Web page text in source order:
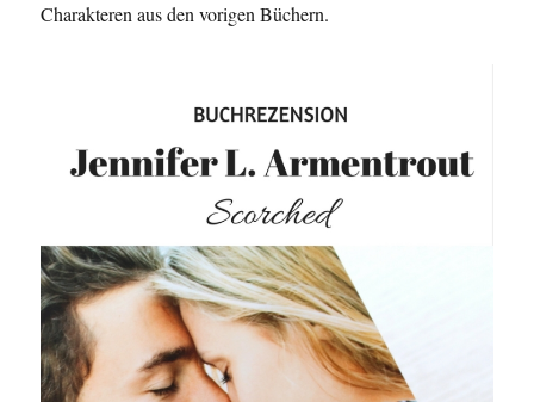
Charakteren aus den vorigen Büchern.